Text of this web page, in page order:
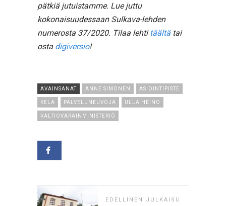
pätkiä jutuistamme. Lue juttu
kokonaisuudessaan Sulkava-lehden
numerosta 37/2020. Tilaa lehti täältätai
osta digiversio!
AVAINSANAT ANNE SIMONEN ASIOINTIPISTE
KELA PALVELUNEUVOJA ULLA HEINO
VALTIOVARAINMINISTERIÖ
EDELLINEN JULKAISU